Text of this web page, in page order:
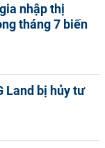
nhập thị
tháng 7 biến
Land bị hủy tư